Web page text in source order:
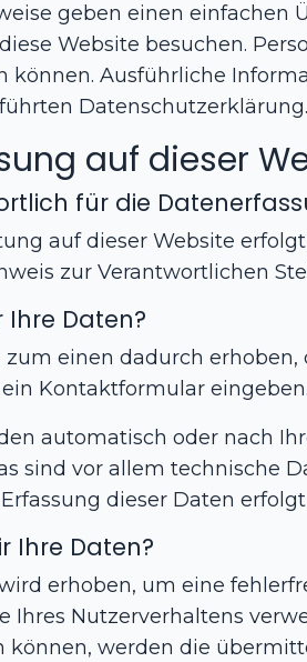
geben einen einfachen
Website besuchen.
können. Ausführliche
Datenschutzerklärung.
auf dieser
für die
auf dieser Website
zur Verantwortlichen
Ihre Daten?
einen dadurch erhoben,
Kontaktformular eingeben.
automatisch oder nach
sind vor allem technische
dieser Daten
Ihre Daten?
erhoben, um eine
Ihres Nutzerverhaltens
können, werden die